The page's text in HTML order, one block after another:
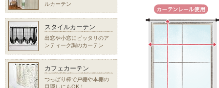
ルカーテン
スタイルカーテン
出窓や小窓にピッタリのア
ンティーク調のカーテン
カフェカーテン
つっぱり棒で戸棚や本棚の
目隠しにもOK！